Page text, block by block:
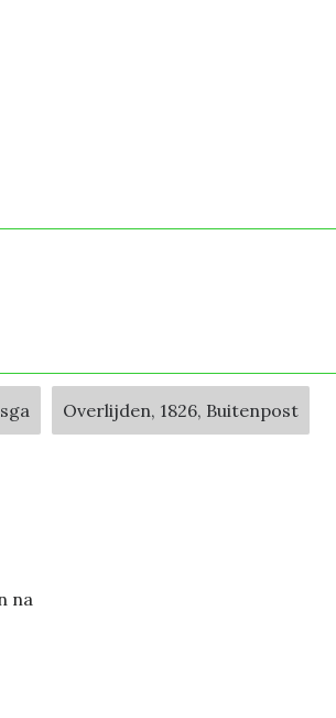
Overlijden, 1826, Buitenpost
na